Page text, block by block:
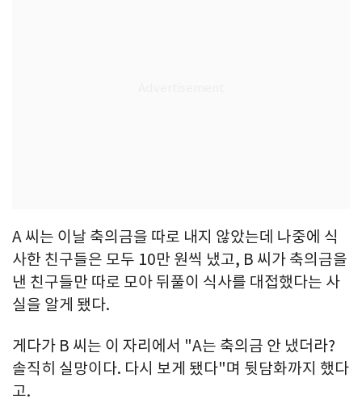
A 씨는 이날 축의금을 따로 내지 않았는데 나중에 식
사한 친구들은 모두 10만 원씩 냈고, B 씨가 축의금을
낸 친구들만 따로 모아 뒤풀이 식사를 대접했다는 사
실을 알게 됐다.
게다가 B 씨는 이 자리에서 "A는 축의금 안 냈더라?
솔직히 실망이다. 다시 보게 됐다"며 뒷담화까지 했다
고.